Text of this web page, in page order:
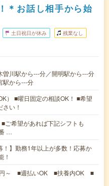
＊お話し相手から始
土日祝日が休み 残業なし
曽川駅から---分／開明駅から---分
駅から---分
） ■曜日固定の相談OK！ ■希望
い！
ご希望があれば下記シフトも
…
！】勤務1年以上が多数！応募か
！
円～ ■週払いOK ■扶養内OK ■